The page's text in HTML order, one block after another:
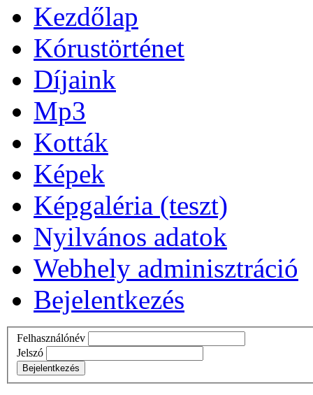
Kezdőlap
Kórustörténet
Díjaink
Mp3
Kották
Képek
Képgaléria (teszt)
Nyilvános adatok
Webhely adminisztráció
Bejelentkezés
Felhasználónév
Jelszó
Bejelentkezés